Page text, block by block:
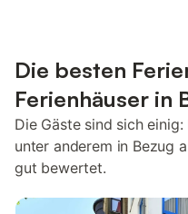
Die besten
Ferienhäuser in
Die Gäste sind sich
unter anderem in Bezug
gut bewertet.